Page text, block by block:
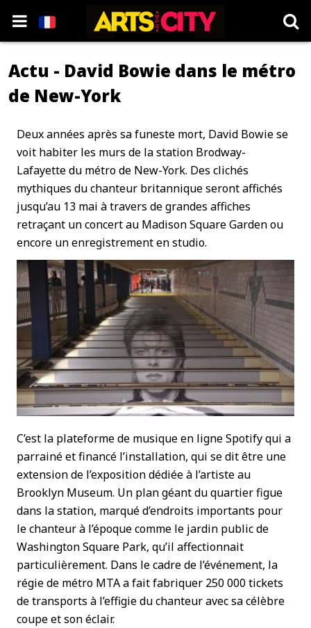
Actu - David Bowie dans le métro
de New-York
Deux années après sa funeste mort, David Bowie se
voit habiter les murs de la station Brodway-
Lafayette du métro de New-York. Des clichés
mythiques du chanteur britannique seront affichés
jusqu’au 13 mai à travers de grandes affiches
retraçant un concert au Madison Square Garden ou
encore un enregistrement en studio.
C’est la plateforme de musique en ligne Spotify qui a
parrainé et financé l’installation, qui se dit être une
extension de l’exposition dédiée à l’artiste au
Brooklyn Museum. Un plan géant du quartier figue
dans la station, marqué d’endroits importants pour
le chanteur à l’époque comme le jardin public de
Washington Square Park, qu’il affectionnait
particulièrement. Dans le cadre de l’événement, la
régie de métro MTA a fait fabriquer 250 000 tickets
de transports à l’effigie du chanteur avec sa célèbre
coupe et son éclair.